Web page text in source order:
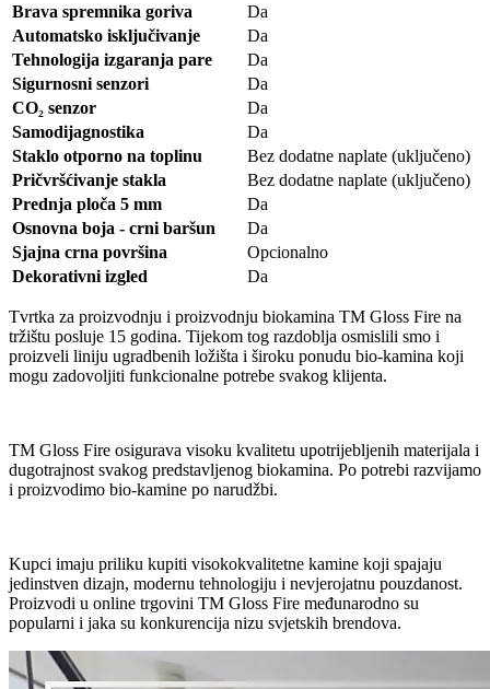
Brava spremnika goriva
Da
Automatsko isključivanje
Da
Tehnologija izgaranja pare
Da
Sigurnosni senzori
Da
CO₂ senzor
Da
Samodijagnostika
Da
Staklo otporno na toplinu
Bez dodatne naplate (uključeno)
Pričvršćivanje stakla
Bez dodatne naplate (uključeno)
Prednja ploča 5 mm
Da
Osnovna boja - crni baršun
Da
Sjajna crna površina
Opcionalno
Dekorativni izgled
Da
Tvrtka za proizvodnju i proizvodnju biokamina TM Gloss Fire na
tržištu posluje 15 godina. Tijekom tog razdoblja osmislili smo i
proizveli liniju ugradbenih ložišta i široku ponudu bio-kamina koji
mogu zadovoljiti funkcionalne potrebe svakog klijenta.
TM Gloss Fire osigurava visoku kvalitetu upotrijebljenih materijala i
dugotrajnost svakog predstavljenog biokamina. Po potrebi razvijamo
i proizvodimo bio-kamine po narudžbi.
Kupci imaju priliku kupiti visokokvalitetne kamine koji spajaju
jedinstven dizajn, modernu tehnologiju i nevjerojatnu pouzdanost.
Proizvodi u online trgovini TM Gloss Fire međunarodno su
popularni i jaka su konkurencija nizu svjetskih brendova.